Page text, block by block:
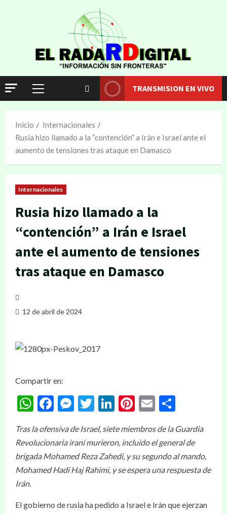
TRANSMISION EN VIVO
Inicio
Internacionales
Rusia hizo llamado a la “contención” a Irán e Israel ante el
aumento de tensiones tras ataque en Damasco
Internacionales
Rusia hizo llamado a la
“contención” a Irán e Israel
ante el aumento de tensiones
tras ataque en Damasco
12 de abril de 2024
Compartir en:
WhatsApp
Facebook
Messenger
Twitter
LinkedIn
Pinterest
Email
Tras la ofensiva de Israel, siete miembros de la Guardia
Revolucionaria iraní murieron, incluido el general de
brigada Mohamed Reza Zahedi, y su segundo al mando,
Mohamed Hadi Haj Rahimi, y se espera una respuesta de
Irán.
El gobierno de rusia ha pedido a Israel e Irán que ejerzan